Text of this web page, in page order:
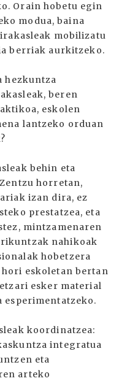
Orain hobetu egin
modua, baina
mobilizatu
berriak aurkitzeko.
hezkuntza
beren
eskolen
lantzeko orduan
behin eta
horretan,
izan dira, ez
prestatzea, eta
mintzamenaren
nahikoak
hobetzera
eskoletan bertan
esker material
koordinatzea:
integratua
eta
arteko